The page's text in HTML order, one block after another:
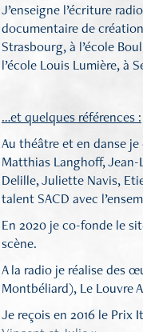
J’enseigne l’écriture
documentaire de
Strasbourg, à l’école
l’école Louis Lumière, à
…et quelques références :
Au théâtre et en danse
Matthias Langhoff,
Delille, Juliette Navis,
talent SACD avec
En 2020 je co-fonde le
scène.
A la radio je réalise des
Montbéliard), Le Louvre
Je reçois en 2016 le